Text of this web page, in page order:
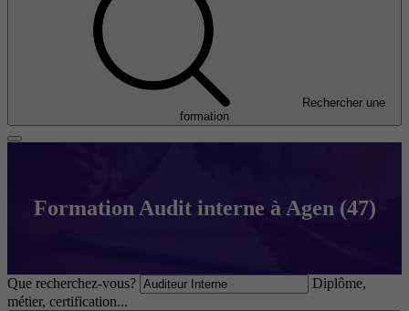
Rechercher une
formation
Formation Audit interne à Agen (47)
Que recherchez-vous?
Diplôme,
métier, certification...